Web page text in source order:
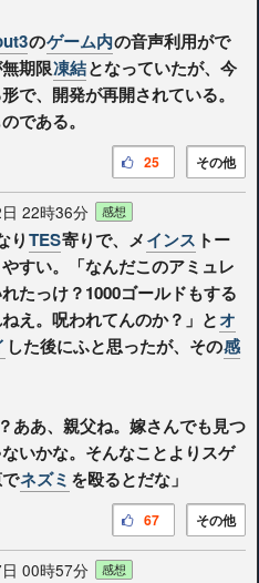
のゲーム内の音声利用がで
期限凍結となっていたが、今
で、開発が再開されている。
である。
その他
25
22時36分 感想
りTES寄りで、メインス トー
すい。「なんだこのアミュレ
たっけ？1000ゴールドもする
え。呪われてんのか？」とオ
した後にふと思ったが、その感
ああ、親父ね。嫁さんでも見つ
いかな。そんなことよりスゲ
ネズミ を殴るとだな」
その他
67
00時57分 感想